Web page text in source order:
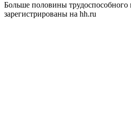
Больше половины трудоспособного
зарегистрированы на hh.ru